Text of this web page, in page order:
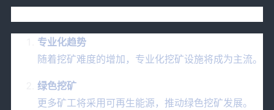
专业化趋势
随着挖矿难度的增加，专业化挖矿设施将成为主流。
绿色挖矿
更多矿工将采用可再生能源，推动绿色挖矿发展。